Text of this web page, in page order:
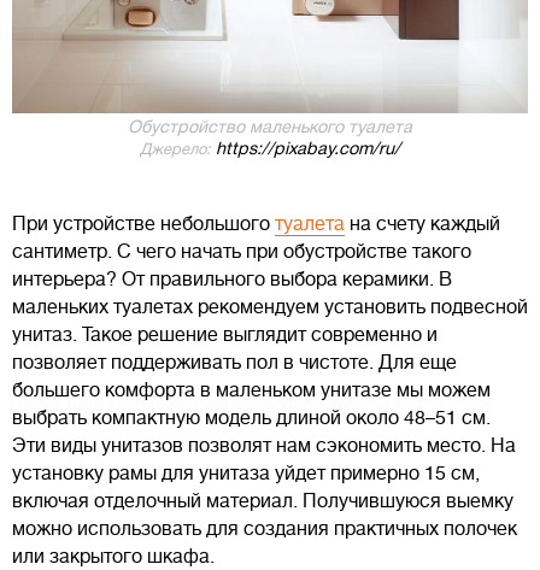
Обустройство маленького туалета
Джерело: https://pixabay.com/ru/
При устройстве небольшого туалета на счету каждый
сантиметр. С чего начать при обустройстве такого
интерьера? От правильного выбора керамики. В
маленьких туалетах рекомендуем установить подвесной
унитаз. Такое решение выглядит современно и
позволяет поддерживать пол в чистоте. Для еще
большего комфорта в маленьком унитазе мы можем
выбрать компактную модель длиной около 48–51 см.
Эти виды унитазов позволят нам сэкономить место. На
установку рамы для унитаза уйдет примерно 15 см,
включая отделочный материал. Получившуюся выемку
можно использовать для создания практичных полочек
или закрытого шкафа.